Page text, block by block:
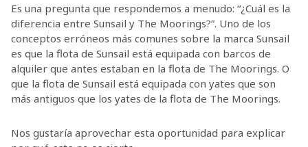
Es una pregunta que respondemos a menudo: “¿Cuál es la
diferencia entre Sunsail y The Moorings?”. Uno de los
conceptos erróneos más comunes sobre la marca Sunsail
es que la flota de Sunsail está equipada con barcos de
alquiler que antes estaban en la flota de The Moorings. O
que la flota de Sunsail está equipada con yates que son
más antiguos que los yates de la flota de The Moorings.
Nos gustaría aprovechar esta oportunidad para explicar